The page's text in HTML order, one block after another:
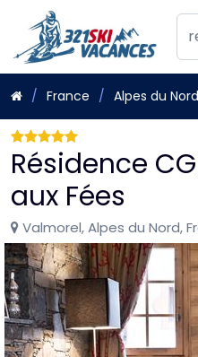
France Alpes du Nord
Résidence
aux Fées
Valmorel, Alpes du Nord,